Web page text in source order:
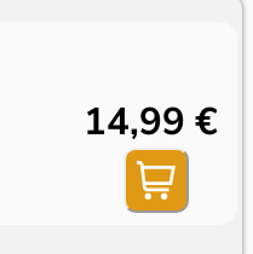
14,99 €